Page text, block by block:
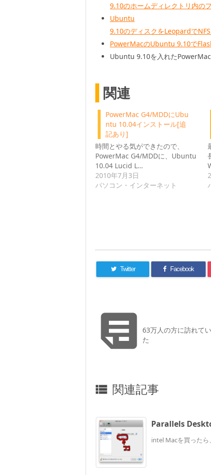
9.10のホームディレクトリ内の
Ubuntu
9.10のディスクをLeopardで
PowerMacのUbuntu 9.10で
Ubuntu 9.10を入れた
関連
PowerMac G4/MDDにUbu
ntu 10.04インストール[追
記あり]
時間とやる気ができたので、
PowerMac G4/MDDに、Ubuntu
10.04 Lucid L…
2010年7月3日
パソコン・インターネット
Twitter Facebook
63万人の方に訪れて
た
 関連記事
Parallels
intel Macを買ったら